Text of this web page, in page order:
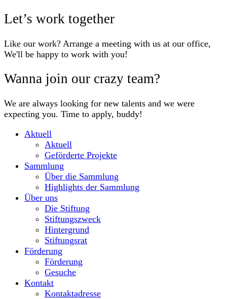
Let’s work together
Like our work? Arrange a meeting with us at our office,
We'll be happy to work with you!
Wanna join our crazy team?
We are always looking for new talents and we were
expecting you. Time to apply, buddy!
Aktuell
Aktuell
Geförderte Projekte
Sammlung
Über die Sammlung
Highlights der Sammlung
Über uns
Die Stiftung
Stiftungszweck
Hintergrund
Stiftungsrat
Förderung
Förderung
Gesuche
Kontakt
Kontaktadresse